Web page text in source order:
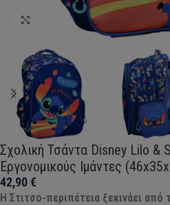
Click to enlarge
Σχολική Τσάντα Disney Lilo &
Εργονομικούς Ιμάντες
42,90€
Η Στιτσο-περιπέτεια ξεκινάει από